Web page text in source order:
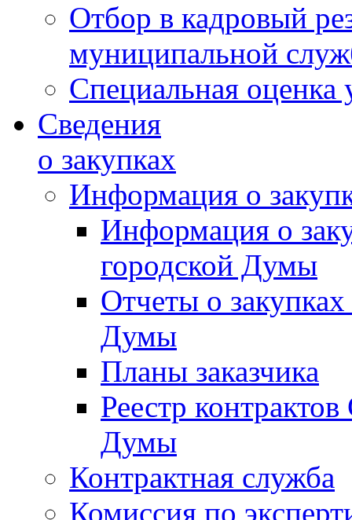
Отбор в кадровый
муниципальной
Специальная оценка
Сведения
о закупках
Информация о
Информация о
городской Думы
Отчеты о
Думы
Планы заказчика
Реестр
Думы
Контрактная служба
Комиссия по